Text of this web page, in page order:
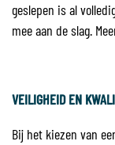
geslepen is al
mee aan de slag.
VEILIGHEID EN
Bij het kiezen van